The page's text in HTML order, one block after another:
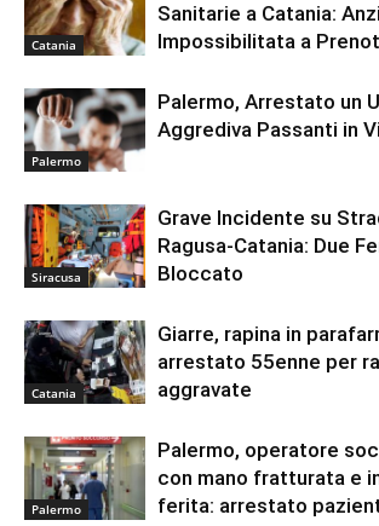
Catania
Sanitarie a Catania:
Impossibilitata a
Palermo
Palermo, Arrestato un
Aggrediva Passanti in
Siracusa
Grave Incidente su
Ragusa-Catania: Due
Bloccato
Catania
Giarre, rapina in
arrestato 55enne per
aggravate
Palermo
Palermo, operatore
con mano fratturata e
ferita: arrestato